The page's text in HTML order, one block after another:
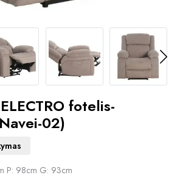
fotelis-
02)
P: 98cm G: 93cm